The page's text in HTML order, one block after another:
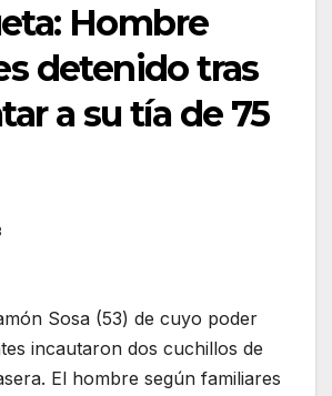
Hombre
detenido tras
a su tía de 75
Sosa (53) de cuyo poder
incautaron dos cuchillos de
El hombre según familiares